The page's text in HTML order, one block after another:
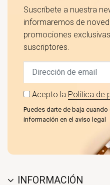
Suscríbete a nuestra
informaremos de
promociones
suscriptores.
Acepto la Política de
Puedes darte de baja
información en el aviso legal
INFORMACIÓN